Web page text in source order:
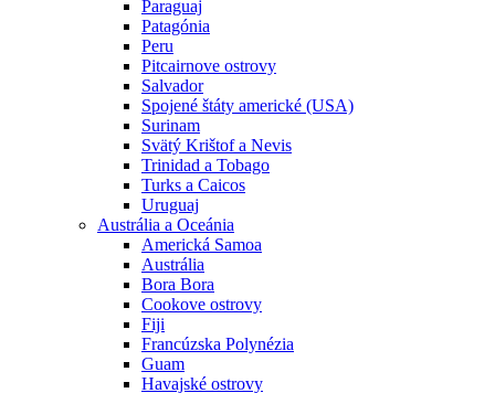
Paraguaj
Patagónia
Peru
Pitcairnove ostrovy
Salvador
Spojené štáty americké (USA)
Surinam
Svätý Krištof a Nevis
Trinidad a Tobago
Turks a Caicos
Uruguaj
Austrália a Oceánia
Americká Samoa
Austrália
Bora Bora
Cookove ostrovy
Fiji
Francúzska Polynézia
Guam
Havajské ostrovy